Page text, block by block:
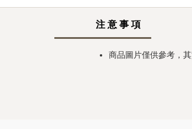
注 意 事 項
商品圖片僅供參考，